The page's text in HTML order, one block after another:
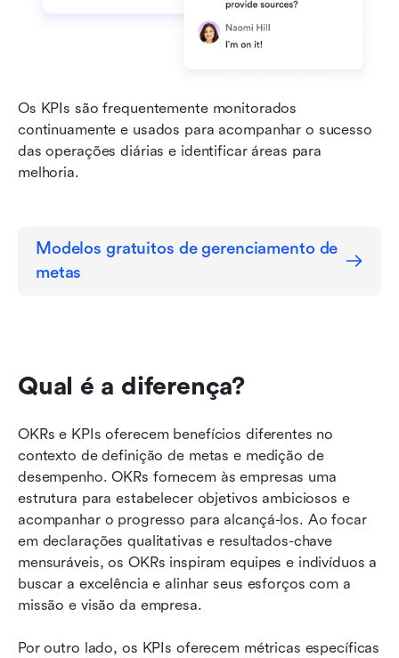
Os KPIs são frequentemente monitorados
continuamente e usados para acompanhar o sucesso
das operações diárias e identificar áreas para
melhoria.
Modelos gratuitos de gerenciamento de
metas
Qual é a diferença?
OKRs e KPIs oferecem benefícios diferentes no
contexto de definição de metas e medição de
desempenho. OKRs fornecem às empresas uma
estrutura para estabelecer objetivos ambiciosos e
acompanhar o progresso para alcançá-los. Ao focar
em declarações qualitativas e resultados-chave
mensuráveis, os OKRs inspiram equipes e indivíduos a
buscar a excelência e alinhar seus esforços com a
missão e visão da empresa.
Por outro lado, os KPIs oferecem métricas específicas